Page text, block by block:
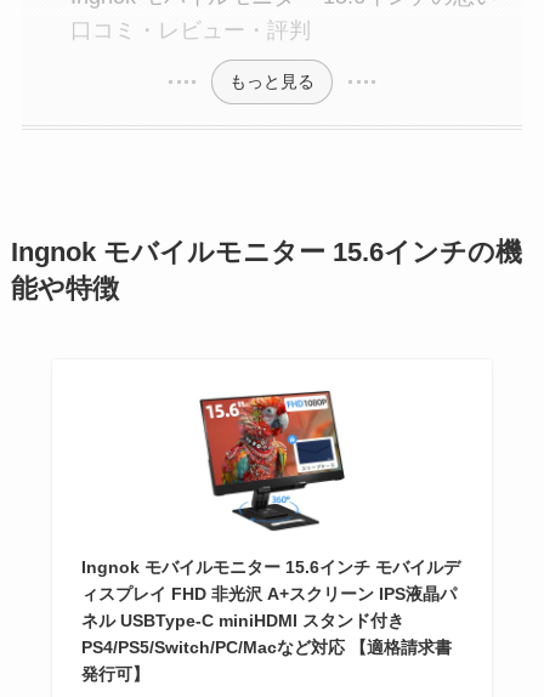
口コミ・レビュー・評判
もっと見る
Ingnok モバイルモニター 15.6インチの機
能や特徴
Ingnok モバイルモニター 15.6インチ モバイルデ
ィスプレイ FHD 非光沢 A+スクリーン IPS液晶パ
ネル USBType-C miniHDMI スタンド付き
PS4/PS5/Switch/PC/Macなど対応 【適格請求書
発行可】